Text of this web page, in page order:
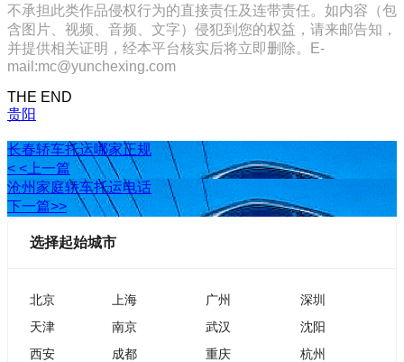
不承担此类作品侵权行为的直接责任及连带责任。如内容（包
含图片、视频、音频、文字）侵犯到您的权益，请来邮告知，
并提供相关证明，经本平台核实后将立即删除。E-
mail:mc@yunchexing.com
THE END
贵阳
长春轿车托运哪家正规
< <上一篇
沧州家庭轿车托运电话
下一篇>>
选择起始城市
北京 上海 广州
深圳
天津
南京 武汉
沈阳
西安
成都 重庆
杭州